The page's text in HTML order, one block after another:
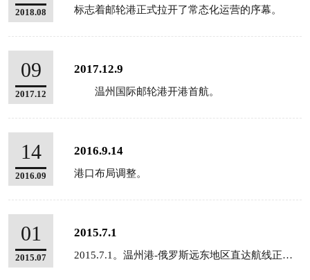
2018.08 标志着邮轮港正式拉开了常态化运营的序幕。
09
2017.12
2017.12.9
温州国际邮轮港开港首航。
14
2016.09
2016.9.14
港口布局调整。
01
2015.07
2015.7.1
2015.7.1。温州港-俄罗斯远东地区直达航线正式开通。航线挂靠温州-上海-海参崴-东方港-温州。...